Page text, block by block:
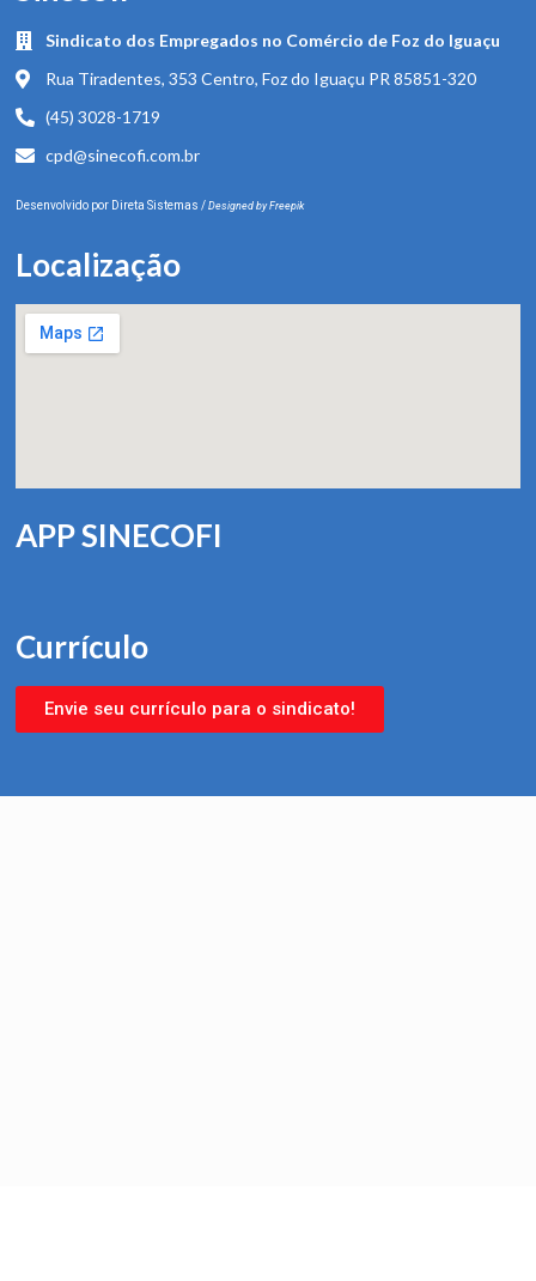
Sindicato dos Empregados no Comércio de Foz do Iguaçu
Rua Tiradentes, 353 Centro, Foz do Iguaçu PR 85851-320
(45) 3028-1719
cpd@sinecofi.com.br
Desenvolvido por Direta Sistemas / Designed by Freepik
Localização
APP SINECOFI
Currículo
Envie seu currículo para o sindicato!